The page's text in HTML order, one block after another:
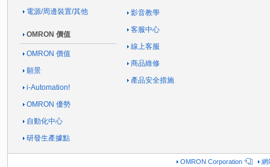
電源/周邊裝置/其他
OMRON 價值
OMRON 價值
願景
i-Automation!
OMRON 優勢
自動化中心
研發生產據點
影音教學
客服中心
線上客服
商品維修
產品安全措施
OMRON Corporation 網